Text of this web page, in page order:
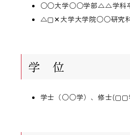
○○大学○○学部△△学科
△▢✕大学大学院○○研
学 位
学士（○○学）、修士(▢▢